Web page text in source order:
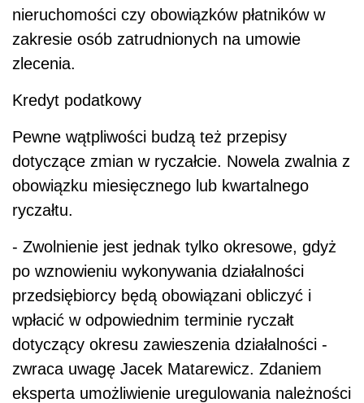
nieruchomości czy obowiązków płatników w
zakresie osób zatrudnionych na umowie
zlecenia.
Kredyt podatkowy
Pewne wątpliwości budzą też przepisy
dotyczące zmian w ryczałcie. Nowela zwalnia z
obowiązku miesięcznego lub kwartalnego
ryczałtu.
- Zwolnienie jest jednak tylko okresowe, gdyż
po wznowieniu wykonywania działalności
przedsiębiorcy będą obowiązani obliczyć i
wpłacić w odpowiednim terminie ryczałt
dotyczący okresu zawieszenia działalności -
zwraca uwagę Jacek Matarewicz. Zdaniem
eksperta umożliwienie uregulowania należności